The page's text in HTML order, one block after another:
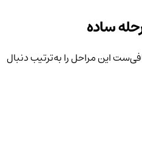
این مراحل را به‌ترتیب دنبال